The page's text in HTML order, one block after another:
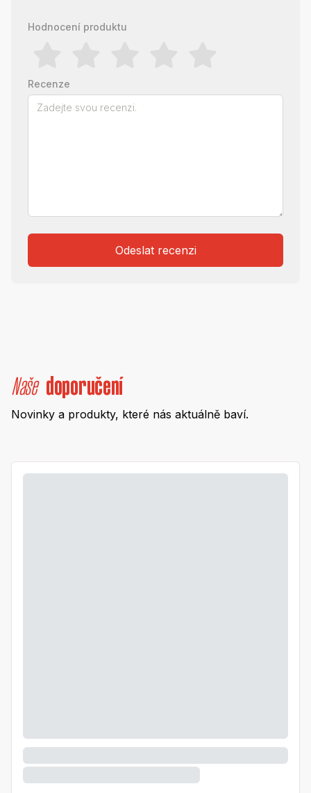
Hodnocení produktu
Recenze
Odeslat recenzi
Naše doporučení
Novinky a produkty, které nás aktuálně baví.